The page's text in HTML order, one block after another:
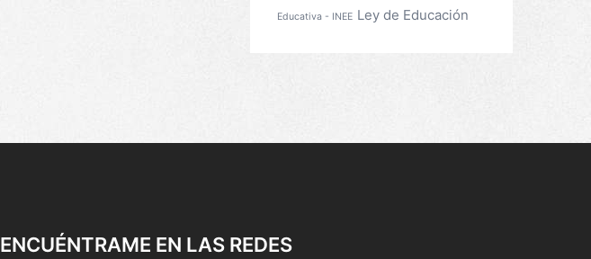
Educativa - INEE Ley de Educación
ENCUÉNTRAME EN LAS REDES